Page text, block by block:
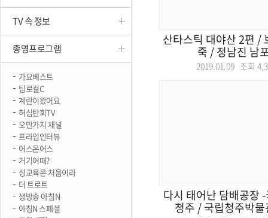
TV 속 정보
종영프로그램
가요베스트
팀로컬C
계란이왔어요
허심탄회TV
오만가지 채널
프라임인터뷰
어스온어스
거기어때?
성교육은 처음이라
더 트로트
생방송 아침N
아침N 스페셜
산타스틱 대야산 2편 /
죽 / 정남진 남
2019.01.09 조회
다시 태어난 담배공장
청주 / 국립청주박